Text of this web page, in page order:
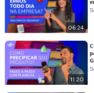
06:24
11:20